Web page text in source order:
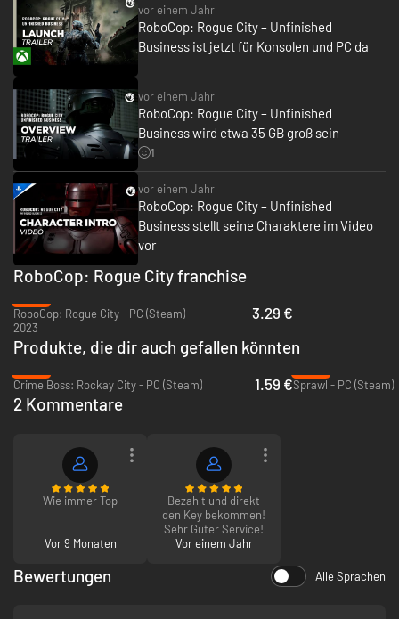
Mach dich bereit, einer neuen Generation von Feinden
gegenüberzutreten: OmniTower ist vollgepackt mit High-Tech-
Bedrohungen. Von fliegenden Drohnen bis hin zu explodierenden
Robotern und Anti-Personen-Geschütztürmen ist jedes Stockwerk mit
dich gepanzerten Trupps mit Miniguns, Spezialeinheiten mit Jetpacks und
mit Katanas bewaffneten Feinden, die eher Maschinen als Menschen
ähneln.
Wenn es zu spät ist, „Freeze“ zu rufen, kannst du dich darauf verlassen,
dass RoboCops Arsenal den Kampfgeist des Feindes abkühlen wird. Wähle
vor einem Jahr
RoboCop: Rogue City – Unfinished
Business ist jetzt für Konsolen und PC da
vor einem Jahr
RoboCop: Rogue City – Unfinished
Business wird etwa 35 GB groß sein
1
vor einem Jahr
RoboCop: Rogue City – Unfinished
Business stellt seine Charaktere im Video
vor
RoboCop: Rogue City franchise
RoboCop: Rogue City - PC (Steam)
2023
3.29 €
Produkte, die dir auch gefallen könnten
Crime Boss: Rockay City - PC (Steam)
1.59 €Sprawl - PC (Steam)
2 Kommentare
Wie immer Top
Vor 9 Monaten
Bezahlt und direkt
den Key bekommen!
Sehr Guter Service!
Vor einem Jahr
Bewertungen Alle Sprachen